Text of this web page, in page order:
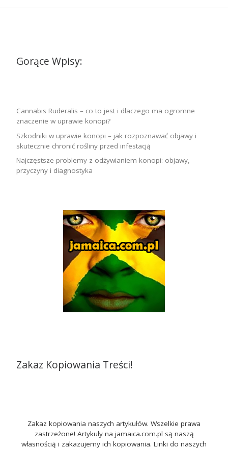
Gorące Wpisy:
Cannabis Ruderalis – co to jest i dlaczego ma ogromne
znaczenie w uprawie konopi?
Szkodniki w uprawie konopi – jak rozpoznawać objawy i
skutecznie chronić rośliny przed infestacją
Najczęstsze problemy z odżywianiem konopi: objawy,
przyczyny i diagnostyka
Zakaz Kopiowania Treści!
Zakaz kopiowania naszych artykułów. Wszelkie prawa
zastrzeżone! Artykuły na jamaica.com.pl są naszą
własnością i zakazujemy ich kopiowania. Linki do naszych